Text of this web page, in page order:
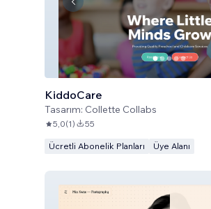
KiddoCare
Tasarım: Collette Collabs
5,0(1) 55
Ücretli Abonelik Planları Üye Alanı